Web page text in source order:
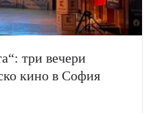
три вечери
кино в София